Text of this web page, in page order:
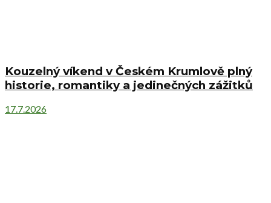
Kouzelný víkend v Českém Krumlově plný
historie, romantiky a jedinečných zážitků
17.7.2026